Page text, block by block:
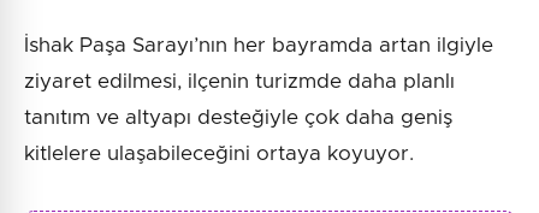
İshak Paşa Sarayı’nın her bayramda artan ilgiyle
ziyaret edilmesi, ilçenin turizmde daha planlı
tanıtım ve altyapı desteğiyle çok daha geniş
kitlelere ulaşabileceğini ortaya koyuyor.